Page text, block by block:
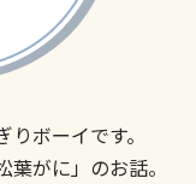
ボーイです。
がに」のお話。